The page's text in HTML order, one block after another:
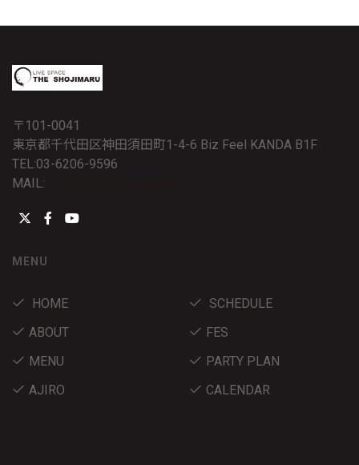
〒101-0041
東京都千代田区神田須田町1-4-6 Biz Feel KANDA B1F
TEL:03-6206-9596
MAIL:
MENU
HOME
SCHEDULE
ABOUT
FES
MENU
PARTY PLAN
AJIRO
CALENDAR